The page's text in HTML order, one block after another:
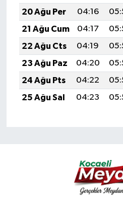
20 Ağu Per
04:16
21 Ağu Cum
04:17
22 Ağu Cts
04:19
23 Ağu Paz
04:20
24 Ağu Pts
04:22
25 Ağu Sal
04:23